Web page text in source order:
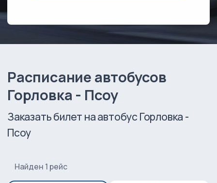
Расписание автобусов
Горловка - Псоу
Заказать билет на автобус Горловка -
Псоу
Найден 1 рейс